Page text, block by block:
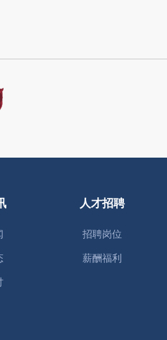
人才招聘
招聘岗位
薪酬福利